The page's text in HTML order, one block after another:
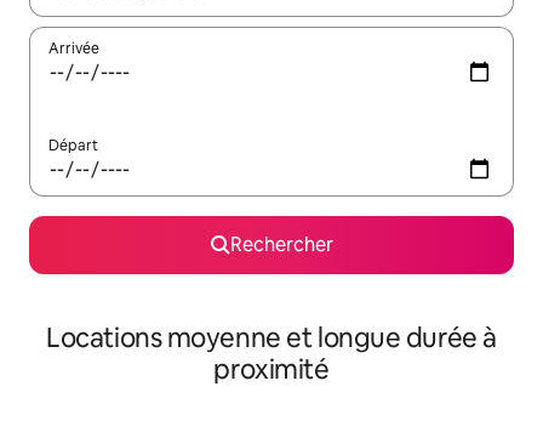
Arrivée
Départ
Rechercher
Locations moyenne et longue durée à
proximité